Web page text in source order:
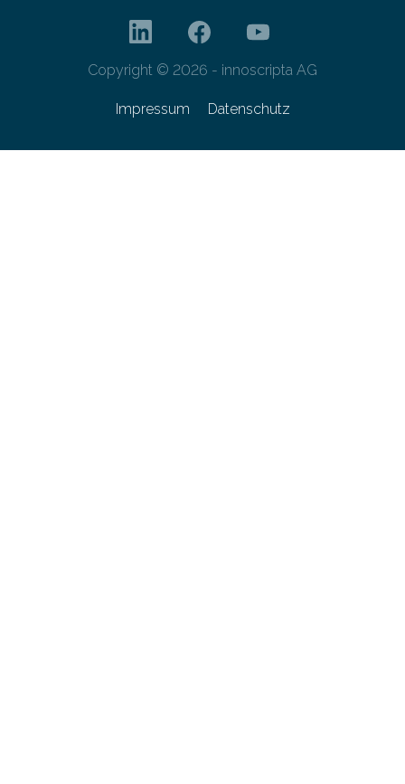
Copyright © 2026 - innoscripta AG
Impressum Datenschutz